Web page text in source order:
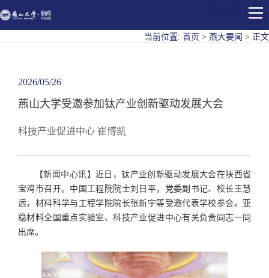
当前位置: 首页 > 燕大要闻 > 正文
2026/05/26
燕山大学受邀参加钛产业创新驱动发展大会
科技产业促进中心 崔博凯
【新闻中心讯】近日，钛产业创新驱动发展大会在陕西省
宝鸡市召开。中国工程院院士刘日平，党委副书记、校长王慧
远，材料科学与工程学院院长张新宇等受邀代表学校参会。亚
稳材料全国重点实验室、科技产业促进中心有关负责同志一同
出席。